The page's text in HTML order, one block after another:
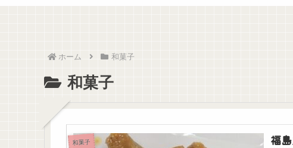
ホーム 和菓子
和菓子
和菓子 福